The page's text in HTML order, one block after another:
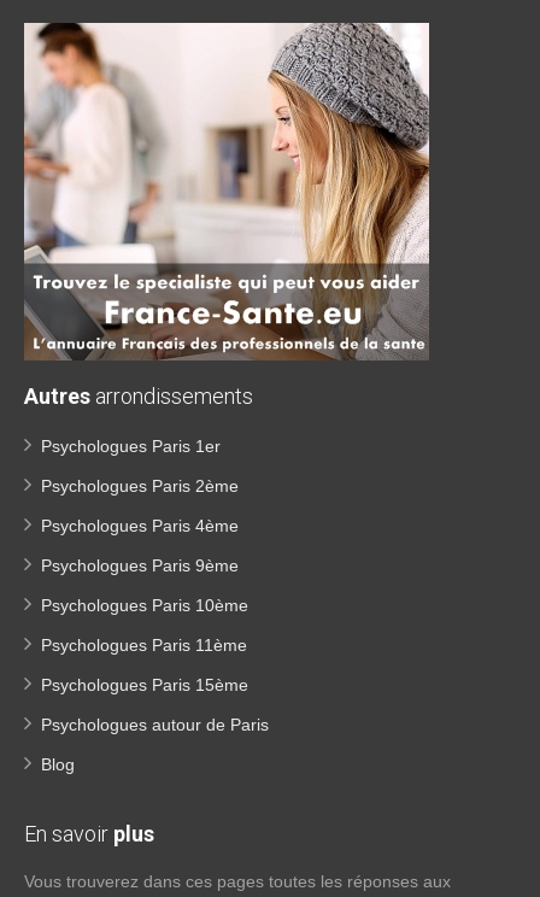
Autres arrondissements
Psychologues Paris 1er
Psychologues Paris 2ème
Psychologues Paris 4ème
Psychologues Paris 9ème
Psychologues Paris 10ème
Psychologues Paris 11ème
Psychologues Paris 15ème
Psychologues autour de Paris
Blog
En savoir plus
Vous trouverez dans ces pages toutes les réponses aux